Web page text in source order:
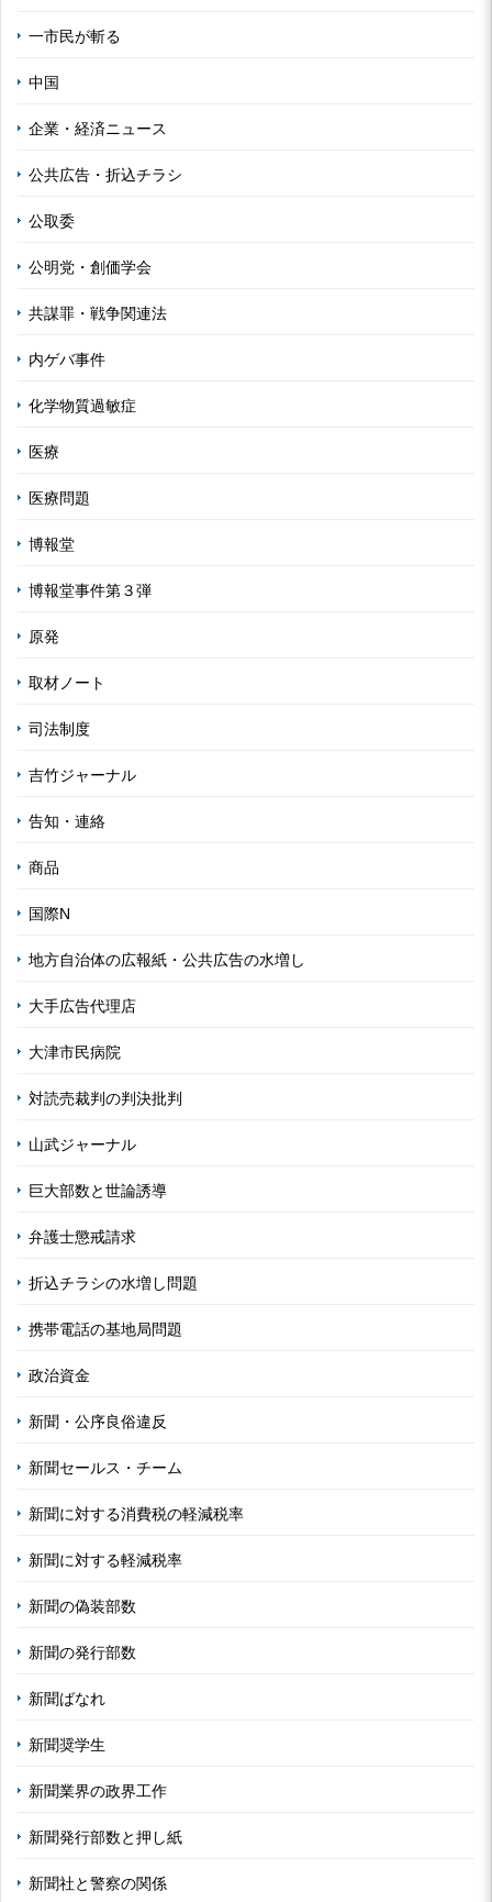
一市民が斬る
中国
企業・経済ニュース
公共広告・折込チラシ
公取委
公明党・創価学会
共謀罪・戦争関連法
内ゲバ事件
化学物質過敏症
医療
医療問題
博報堂
博報堂事件第３弾
原発
取材ノート
司法制度
吉竹ジャーナル
告知・連絡
商品
国際N
地方自治体の広報紙・公共広告の水増し
大手広告代理店
大津市民病院
対読売裁判の判決批判
山武ジャーナル
巨大部数と世論誘導
弁護士懲戒請求
折込チラシの水増し問題
携帯電話の基地局問題
政治資金
新聞・公序良俗違反
新聞セールス・チーム
新聞に対する消費税の軽減税率
新聞に対する軽減税率
新聞の偽装部数
新聞の発行部数
新聞ばなれ
新聞奨学生
新聞業界の政界工作
新聞発行部数と押し紙
新聞社と警察の関係